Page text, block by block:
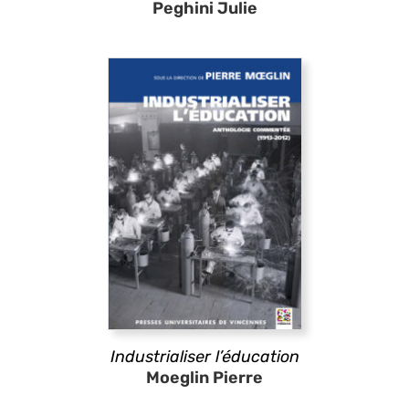
Peghini Julie
Industrialiser l’éducation
Moeglin Pierre